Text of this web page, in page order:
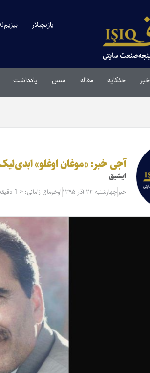
یازیچیلار
خبر حئکایه مقاله‌ سس یادداشت
آجی خبر: «موغان اوغلو»
ایشیق
خبر چهارشنبه ۲۴ آذر ۱۳۹۵ اوخوماق زامانی: < 1 دقیقه